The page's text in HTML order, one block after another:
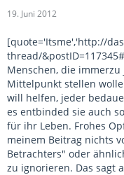
19. Juni 2012
[quote='Itsme','http://
thread/
Menschen, die
Mittelpunkt stellen
will helfen, jeder
es entbinded sie auch
für ihr Leben. Frohes
meinem Beitrag nichts
Betrachters" oder
zu ignorieren. Das sagt